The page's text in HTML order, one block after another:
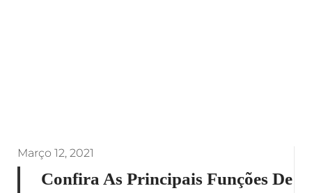
Março 12, 2021
Confira As Principais Funções De